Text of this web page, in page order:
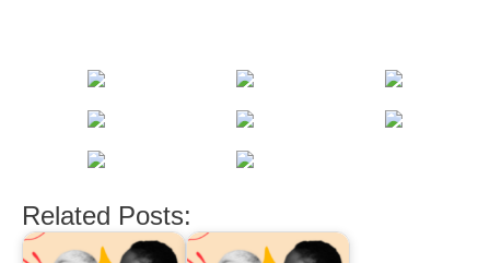
Related Posts: